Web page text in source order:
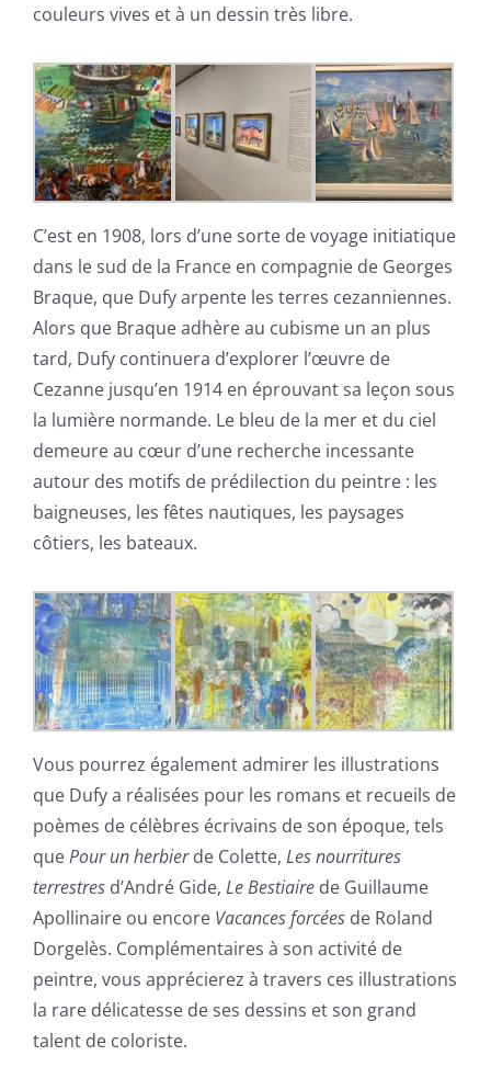
couleurs vives et à un dessin très libre.
C’est en 1908, lors d’une sorte de voyage initiatique
dans le sud de la France en compagnie de Georges
Braque, que Dufy arpente les terres cezanniennes.
Alors que Braque adhère au cubisme un an plus
tard, Dufy continuera d’explorer l’œuvre de
Cezanne jusqu’en 1914 en éprouvant sa leçon sous
la lumière normande. Le bleu de la mer et du ciel
demeure au cœur d’une recherche incessante
autour des motifs de prédilection du peintre : les
baigneuses, les fêtes nautiques, les paysages
côtiers, les bateaux.
Vous pourrez également admirer les illustrations
que Dufy a réalisées pour les romans et recueils de
poèmes de célèbres écrivains de son époque, tels
quePour un herbierde Colette, Les nourritures
terrestresd’André Gide, Le Bestiairede Guillaume
Apollinaire ou encore Vacances forcéesde Roland
Dorgelès. Complémentaires à son activité de
peintre, vous apprécierez à travers ces illustrations
la rare délicatesse de ses dessins et son grand
talent de coloriste.